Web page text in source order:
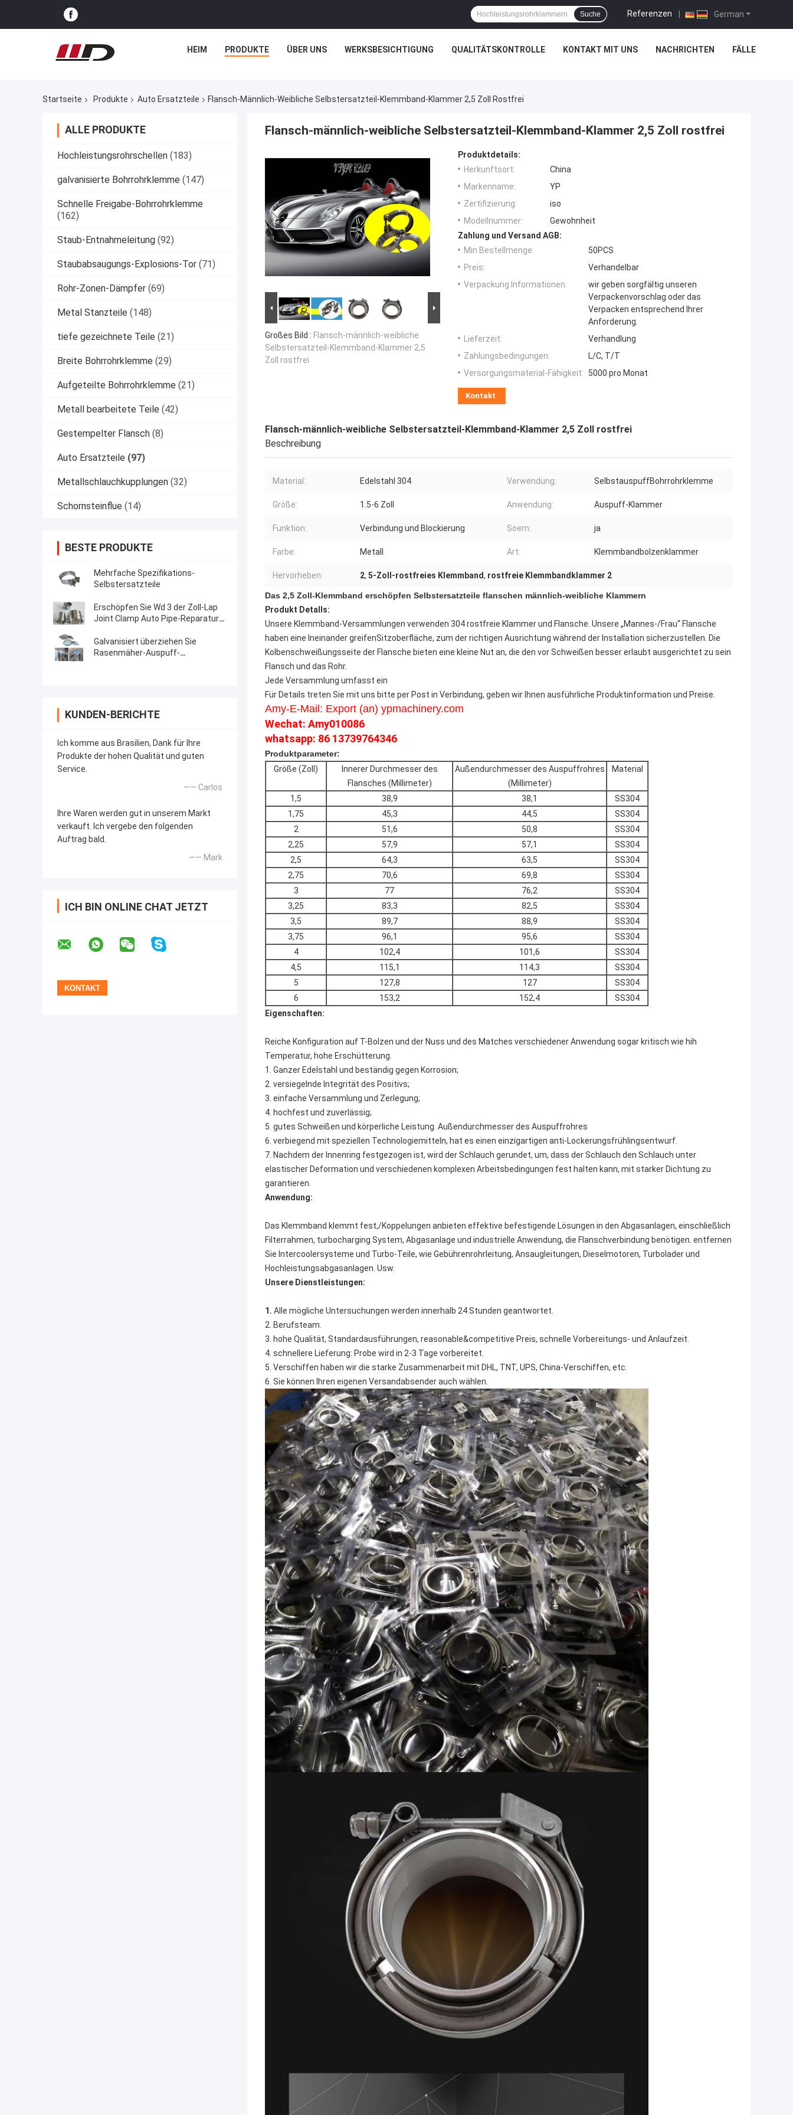
German
Referenzen |
Suche
HEIM PRODUKTE ÜBER UNS WERKSBESICHTIGUNG QUALITÄTSKONTROLLE KONTAKT MIT UNS NACHRICHTEN FÄLLE
Startseite Produkte Auto Ersatzteile Flansch-Männlich-Weibliche Selbstersatzteil-Klemmband-Klammer 2,5 Zoll Rostfrei
ALLE PRODUKTE
Hochleistungsrohrschellen (183)
galvanisierte Bohrrohrklemme (147)
Schnelle Freigabe-Bohrrohrklemme
(162)
Staub-Entnahmeleitung (92)
Staubabsaugungs-Explosions-Tor (71)
Rohr-Zonen-Dämpfer (69)
Metal Stanzteile (148)
tiefe gezeichnete Teile (21)
Breite Bohrrohrklemme (29)
Aufgeteilte Bohrrohrklemme (21)
Metall bearbeitete Teile (42)
Gestempelter Flansch (8)
Auto Ersatzteile (97)
Metallschlauchkupplungen (32)
Schornsteinflue (14)
BESTE PRODUKTE
Mehrfache Spezifikations-
Selbstersatzteile
Erschöpfen Sie Wd 3 der Zoll-Lap
Joint Clamp Auto Pipe-Reparatur-
Galvanisiert überziehen Sie
Rasenmäher-Auspuff-
KUNDEN-BERICHTE
Ich komme aus Brasilien, Dank für Ihre
Produkte der hohen Qualität und guten
Service.
—— Carlos
Ihre Waren werden gut in unserem Markt
verkauft. Ich vergebe den folgenden
Auftrag bald.
—— Mark
ICH BIN ONLINE CHAT JETZT
Flansch-männlich-weibliche Selbstersatzteil-Klemmband-Klammer 2,5 Zoll rostfrei
Großes Bild : Flansch-männlich-weibliche
Selbstersatzteil-Klemmband-Klammer 2,5
Zoll rostfrei
Produktdetails:
Herkunftsort:
China
Markenname:
YP
Zertifizierung:
iso
Modellnummer:
Gewohnheit
Zahlung und Versand AGB:
Min Bestellmenge:
50PCS
Preis:
Verhandelbar
Verpackung Informationen:
wir geben sorgfältig unseren
Verpackenvorschlag oder das
Verpacken entsprechend Ihrer
Anforderung.
Lieferzeit:
Verhandlung
Zahlungsbedingungen:
L/C, T/T
Versorgungsmaterial-Fähigkeit:
5000 pro Monat
Kontakt
Flansch-männlich-weibliche Selbstersatzteil-Klemmband-Klammer 2,5 Zoll rostfrei
Beschreibung
Material: Edelstahl 304 Verwendung: SelbstauspuffBohrrohrklemme
Größe: 1.5-6 Zoll Anwendung: Auspuff-Klammer
Funktion: Verbindung und Blockierung Soem: ja
Farbe: Metall Art: Klemmbandbolzenklammer
Hervorheben: 2, 5-Zoll-rostfreies Klemmband, rostfreie Klemmbandklammer 2
Das 2,5 Zoll-Klemmband erschöpfen Selbstersatzteile flanschen männlich-weibliche Klammern
Produkt Detalls:
Unsere Klemmband-Versammlungen verwenden 304 rostfreie Klammer und Flansche. Unsere „Mannes-/Frau“ Flansche
haben eine Ineinander greifenSitzoberfläche, zum der richtigen Ausrichtung während der Installation sicherzustellen. Die
Kolbenschweißungsseite der Flansche bieten eine kleine Nut an, die den vor Schweißen besser erlaubt ausgerichtet zu sein
Flansch und das Rohr.
Jede Versammlung umfasst ein
Für Details treten Sie mit uns bitte per Post in Verbindung, geben wir Ihnen ausführliche Produktinformation und Preise.
Amy-E-Mail: Export (an) ypmachinery.com
Wechat: Amy010086
whatsapp: 86 13739764346
Produktparameter:
Größe (Zoll)
Innerer Durchmesser des
Flansches (Millimeter)
Außendurchmesser des Auspuffrohres
(Millimeter)
Material
1,5 38,9 38,1
SS304
1,75
45,3 44,5
SS304
2
51,6 50,8
SS304
2,25
57,9 57,1
SS304
2,5
64,3 63,5
SS304
2,75
70,6 69,8
SS304
3
77 76,2
SS304
3,25
83,3 82,5
SS304
3,5
89,7 88,9
SS304
3,75
96,1 95,6
SS304
4
102,4 101,6
SS304
4,5
115,1 114,3
SS304
5
127,8 127
SS304
6
153,2 152,4
SS304
Eigenschaften:
Reiche Konfiguration auf T-Bolzen und der Nuss und des Matches verschiedener Anwendung sogar kritisch wie hih
Temperatur, hohe Erschütterung.
1. Ganzer Edelstahl und beständig gegen Korrosion;
2. versiegelnde Integrität des Positivs;
3. einfache Versammlung und Zerlegung;
4. hochfest und zuverlässig;
5. gutes Schweißen und körperliche Leistung. Außendurchmesser des Auspuffrohres
6. verbiegend mit speziellen Technologiemitteln, hat es einen einzigartigen anti-Lockerungsfrühlingsentwurf.
7. Nachdem der Innenring festgezogen ist, wird der Schlauch gerundet, um, dass der Schlauch den Schlauch unter
elastischer Deformation und verschiedenen komplexen Arbeitsbedingungen fest halten kann, mit starker Dichtung zu
garantieren.
Anwendung:
Das Klemmband klemmt fest,/Koppelungen anbieten effektive befestigende Lösungen in den Abgasanlagen, einschließlich
Filterrahmen, turbocharging System, Abgasanlage und industrielle Anwendung, die Flanschverbindung benötigen. entfernen
Sie Intercoolersysteme und Turbo-Teile, wie Gebührenrohrleitung, Ansaugleitungen, Dieselmotoren, Turbolader und
Hochleistungsabgasanlagen. Usw.
Unsere Dienstleistungen:
1. Alle mögliche Untersuchungen werden innerhalb 24 Stunden geantwortet.
2. Berufsteam.
3. hohe Qualität, Standardausführungen, reasonable&competitive Preis, schnelle Vorbereitungs- und Anlaufzeit.
4. schnellere Lieferung: Probe wird in 2-3 Tage vorbereitet.
5. Verschiffen haben wir die starke Zusammenarbeit mit DHL, TNT, UPS, China-Verschiffen, etc.
6. Sie können Ihren eigenen Versandabsender auch wählen.